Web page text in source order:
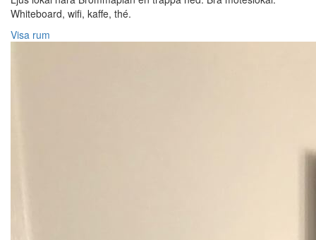
Whiteboard, wifi, kaffe, thé.
Visa rum